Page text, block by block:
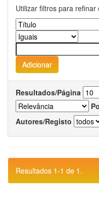
Utilizar filtros para
Resultados/Página
Autores/Registo
Resultados 1-1 de 1.